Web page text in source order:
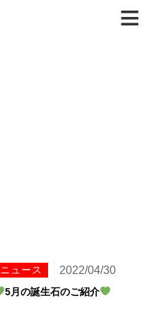
≡
ニュース 2022/04/30
5月の誕生石のご紹介